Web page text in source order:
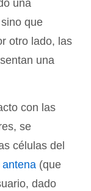
una
que
otro lado, las
una
con las
se
células del
antena (que
dado